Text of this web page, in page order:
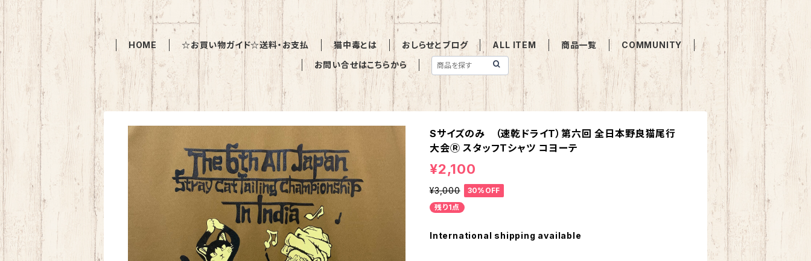
HOME ☆お買い物ガイド☆送料・お支払 猫中毒とは おしらせとブログ ALL ITEM 商品一覧
COMMUNITY
お問い合せはこちらから
Sサイズのみ （速乾ドライT）第六回 全日本野良猫尾行
大会Ⓡ スタッフTシャツ コヨーテ
¥2,100
¥3,000
30%OFF
残り1点
International shipping available